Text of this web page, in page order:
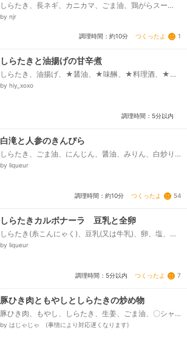
しらたき、長ネギ、カニカマ、ごま油、鶏がらスー
プ 顆粒、黒胡椒
by njr
調理時間：約10分 つくったよ 1
しらたきと油揚げの甘辛煮
しらたき、油揚げ、★醤油、★味醂、★料理酒、★砂
糖、白ゴマ、ごま油
by hiy_xoxo
調理時間：5分以内
白滝と人参のきんぴら
しらたき、ごま油、にんじん、醤油、みりん、白炒り
胡麻
by liqueur
調理時間：約10分 つくったよ 54
しらたきカルボナーラ 豆乳と全卵
しらたき(糸こんにゃく)、豆乳(又は牛乳)、卵、塩、ベ
ーコン、パルメザンチーズ(お好みで)、粗挽き黒胡椒...
by liqueur
調理時間：5分以内 つくったよ 7
豚ひき肉ともやしとしらたきの炒め物
豚ひき肉、もやし、しらたき、生姜、ごま油、〇シャ
ンタン粉末、〇きび砂糖、〇醤油、〇塩、こしょう、
by はじゃじゃ (事情により対応遅くなります)